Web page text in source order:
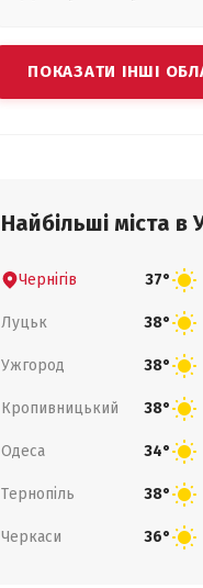
ПОКАЗАТИ ІНШІ
Найбільші міста в
Чернігів 37°
Луцьк 38°
Ужгород 38°
Кропивницький 38°
Одеса 34°
Тернопіль 38°
Черкаси 36°